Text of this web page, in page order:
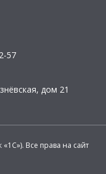
57
дом 21
Все права на сайт